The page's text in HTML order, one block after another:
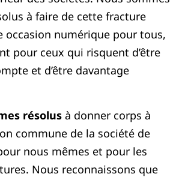
à faire de cette fracture
occasion numérique pour tous,
pour ceux qui risquent d’être
et d’être davantage
résolus à donner corps à
commune de la société de
nous mêmes et pour les
Nous reconnaissons que